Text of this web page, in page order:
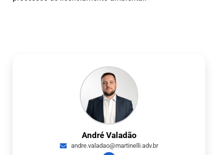
André Valadão
andre.valadao@martinelli.adv.br